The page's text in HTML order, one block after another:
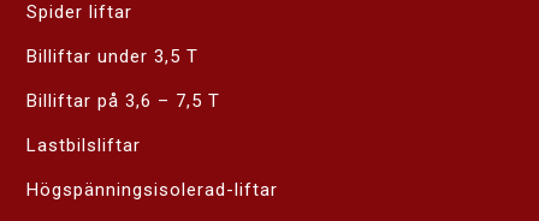
Spider liftar
Billiftar under 3,5 T
Billiftar på 3,6 – 7,5 T
Lastbilsliftar
Högspänningsisolerad-liftar